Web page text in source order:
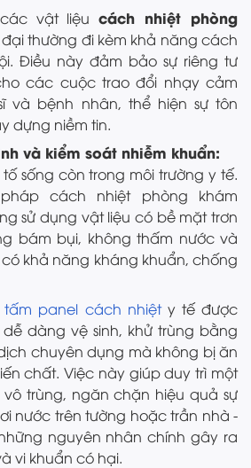
các vật liệucách nhiệt phòng
thường đi kèm khả năng cách
Điều này đảm bảo sự riêng tư
các cuộc trao đổi nhạy cảm
và bệnh nhân, thể hiện sự tôn
dựng niềm tin.
và kiểm soát nhiễm khuẩn:
sống còn trong môi trường y tế.
cách nhiệt phòng khám
sử dụng vật liệu có bề mặt trơn
bám bụi, không thấm nước và
khả năng kháng khuẩn, chống
tấm panel cách nhiệty tế được
dàng vệ sinh, khử trùng bằng
chuyên dụng mà không bị ăn
chất. Việc này giúp duy trì một
vô trùng, ngăn chặn hiệu quả sự
nước trên tường hoặc trần nhà -
nguyên nhân chính gây ra
vi khuẩn có hại.